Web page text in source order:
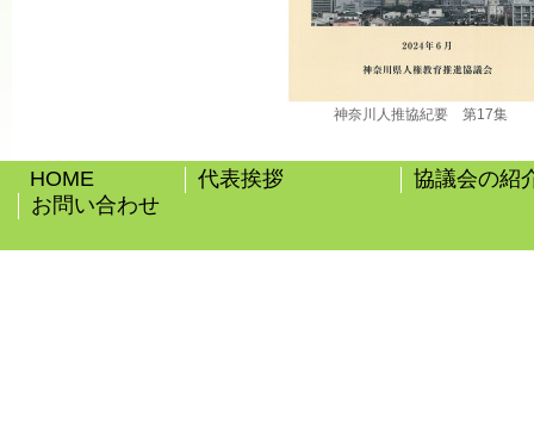
神奈川人推協紀要 第17集
HOME 代表挨拶
協議会の紹
お問い合わせ